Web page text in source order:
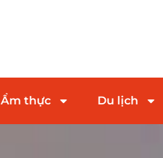
Ẩm thực Du lịch